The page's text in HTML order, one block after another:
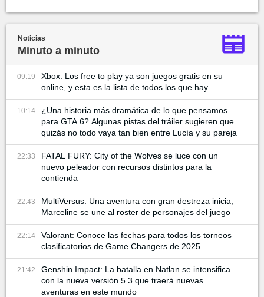
Noticias
Minuto a minuto
09:19
Xbox: Los free to play ya son juegos gratis en su
online, y esta es la lista de todos los que hay
10:14
¿Una historia más dramática de lo que pensamos
para GTA 6? Algunas pistas del tráiler sugieren que
quizás no todo vaya tan bien entre Lucía y su pareja
22:33
FATAL FURY: City of the Wolves se luce con un
nuevo peleador con recursos distintos para la
contienda
22:43
MultiVersus: Una aventura con gran destreza inicia,
Marceline se une al roster de personajes del juego
22:14
Valorant: Conoce las fechas para todos los torneos
clasificatorios de Game Changers de 2025
21:42
Genshin Impact: La batalla en Natlan se intensifica
con la nueva versión 5.3 que traerá nuevas
aventuras en este mundo